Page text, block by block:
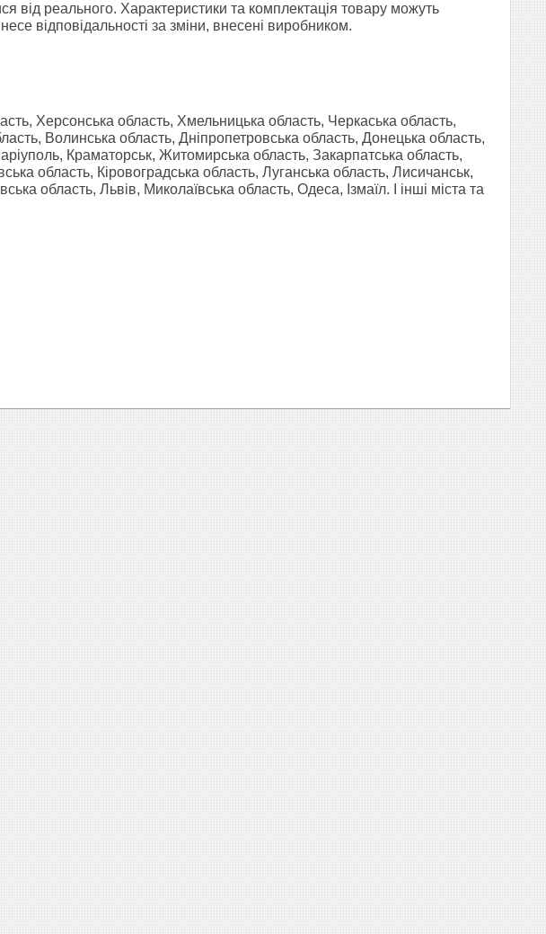
від реального. Характеристики та комплектація товару можуть
відповідальності за зміни, внесені виробником.
Херсонська область, Хмельницька область, Черкаська область,
Волинська область, Дніпропетровська область, Донецька область,
Краматорськ, Житомирська область, Закарпатська область,
область, Кіровоградська область, Луганська область, Лисичанськ,
область, Львів, Миколаївська область, Одеса, Ізмаїл. І інші міста та